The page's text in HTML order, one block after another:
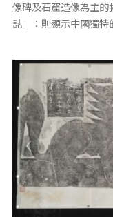
像碑及石窟造像為主
誌」：則顯示中國獨特